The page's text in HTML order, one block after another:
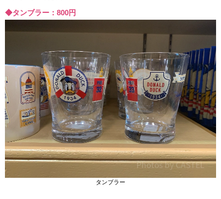
◆タンブラー：800円
タンブラー